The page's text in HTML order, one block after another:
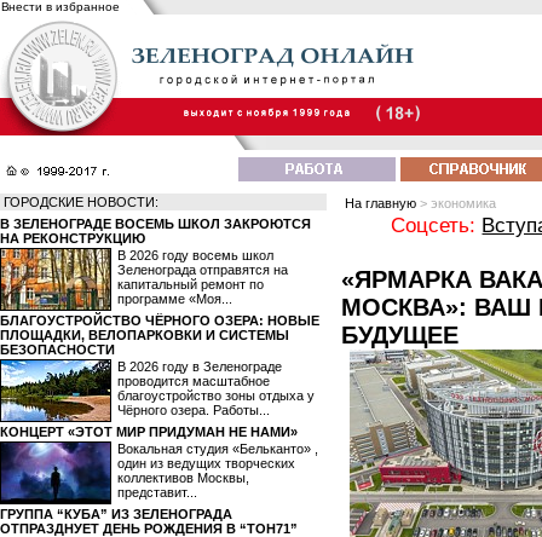
Внести в избранное
ГОРОДСКИЕ НОВОСТИ:
В ЗЕЛЕНОГРАДЕ ВОСЕМЬ ШКОЛ ЗАКРОЮТСЯ
НА РЕКОНСТРУКЦИЮ
В 2026 году восемь школ
Зеленограда отправятся на
капитальный ремонт по
программе «Моя...
БЛАГОУСТРОЙСТВО ЧЁРНОГО ОЗЕРА: НОВЫЕ
ПЛОЩАДКИ, ВЕЛОПАРКОВКИ И СИСТЕМЫ
БЕЗОПАСНОСТИ
В 2026 году в Зеленограде
проводится масштабное
благоустройство зоны отдыха у
Чёрного озера. Работы...
КОНЦЕРТ «ЭТОТ МИР ПРИДУМАН НЕ НАМИ»
Вокальная студия «Бельканто» ,
один из ведущих творческих
коллективов Москвы,
представит...
ГРУППА “КУБА” ИЗ ЗЕЛЕНОГРАДА
ОТПРАЗДНУЕТ ДЕНЬ РОЖДЕНИЯ В “ТОН71”
На главную > экономика
Соцсеть:
«ЯРМАРКА
МОСКВА»: ВАШ
БУДУЩЕЕ